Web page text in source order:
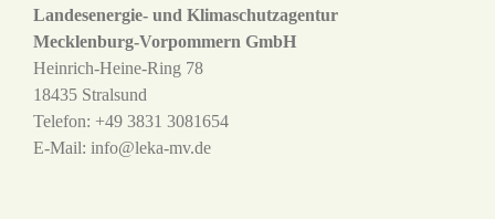
Landesenergie- und Klimaschutzagentur
Mecklenburg-Vorpommern GmbH
Heinrich-Heine-Ring 78
18435 Stralsund
Telefon: +49 3831 3081654
E-Mail: info@leka-mv.de